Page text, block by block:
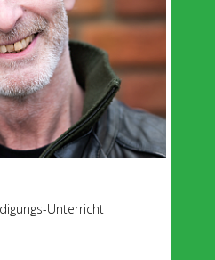
Unterricht